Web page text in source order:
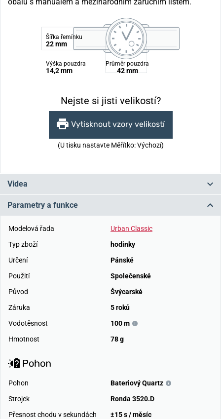
Šířka řemínku
22 mm
Výška pouzdra
14,2 mm
Průměr pouzdra
42 mm
Nejste si jisti velikostí?
Vytisknout vzory velikostí
(U tisku nastavte Měřítko: Výchozí)
Videa
Parametry a funkce
Modelová řada
Urban Classic
Typ zboží
hodinky
Určení
Pánské
Použití
Společenské
Původ
Švýcarské
Záruka
5 roků
Vodotěsnost
100 m
Hmotnost
78 g
Pohon
Pohon
Bateriový Quartz
Strojek
Ronda 3520.D
Přesnost chodu v sekundách
±15 s / měsíc